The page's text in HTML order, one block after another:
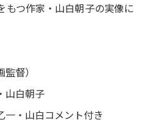
もつ作家・山白朝子の実像に
督）
山白朝子
・山白コメント付き